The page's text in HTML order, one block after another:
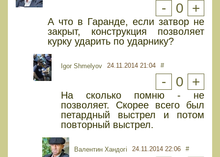
- 0 +
А что в Гаранде, если затвор не
закрыт, конструкция позволяет
курку ударить по ударнику?
Igor Shmelyov 24.11.2014 21:04 #
- 0 +
На сколько помню - не
позволяет. Скорее всего был
петардный выстрел и потом
повторный выстрел.
Валентин Хандогі 24.11.2014 22:06 #